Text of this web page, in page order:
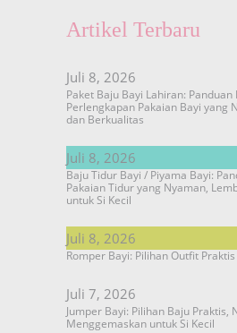
Artikel Terbaru
Juli 8, 2026
Paket Baju Bayi Lahiran:
Perlengkapan Pakaian Bayi yang
dan Berkualitas
Juli 8, 2026
Baju Tidur Bayi / Piyama Bayi:
Pakaian Tidur yang Nyaman,
untuk Si Kecil
Juli 8, 2026
Romper Bayi: Pilihan Outfit
Juli 7, 2026
Jumper Bayi: Pilihan Baju Praktis,
Menggemaskan untuk Si Kecil